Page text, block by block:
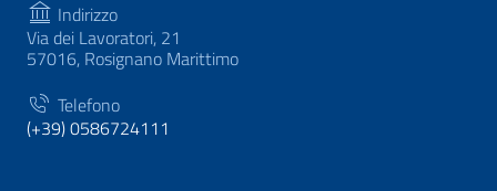
Indirizzo
Via dei Lavoratori, 21
57016, Rosignano Marittimo
Telefono
(+39) 0586724111